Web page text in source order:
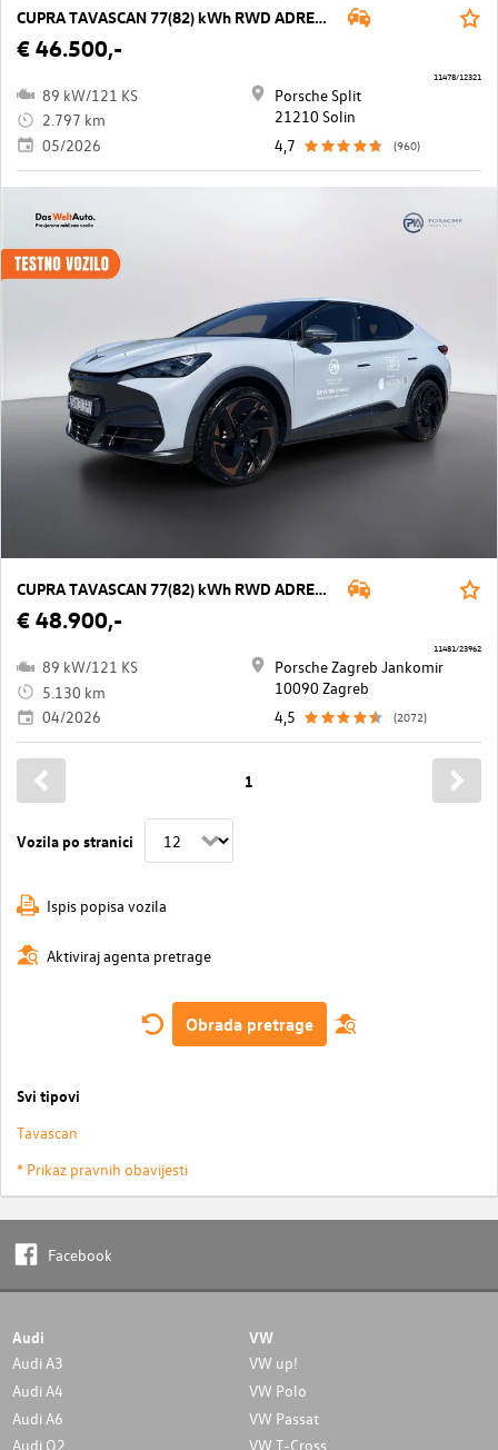
CUPRA TAVASCAN 77(82) kWh RWD ADRENALINe Tribe
€ 46.500,-
89 kW/121 KS
2.797 km
05/2026
Porsche Split
21210 Solin
4,7
(960)
11478/12321
CUPRA TAVASCAN 77(82) kWh RWD ADRENALINe Tribe
€ 48.900,-
89 kW/121 KS
5.130 km
04/2026
Porsche Zagreb Jankomir
10090 Zagreb
4,5
(2072)
11481/23962
Vozila po stranici
1
Ispis popisa vozila
Aktiviraj agenta pretrage
Obrada pretrage
Svi tipovi
Tavascan
* Prikaz pravnih obavijesti
Facebook
Audi
Audi A3
Audi A4
Audi A6
Audi Q2
VW
VW up!
VW Polo
VW Passat
VW T-Cross